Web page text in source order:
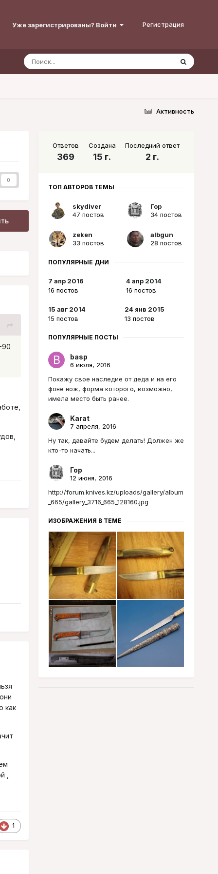
Уже зарегистрированы? Войти Регистрация
Активность
0
90
как
,
1
Ответов
369
Создана
15 г.
Последний ответ
2 г.
ТОП АВТОРОВ ТЕМЫ
skydiver
47 постов
Гор
34 постов
zeken
33 постов
albgun
28 постов
ПОПУЛЯРНЫЕ ДНИ
7 апр 2016
16 постов
4 апр 2014
16 постов
15 авг 2014
15 постов
24 янв 2015
13 постов
ПОПУЛЯРНЫЕ ПОСТЫ
basp
6 июля, 2016
Покажу свое наследие от деда и на его
фоне нож, форма которого, возможно,
имела место быть ранее.
Karat
7 апреля, 2016
Ну так, давайте будем делать! Должен же
кто-то начать...
Гор
12 июня, 2016
http://forum.knives.kz/uploads/gallery/album
_665/gallery_3716_665_128160.jpg
ИЗОБРАЖЕНИЯ В ТЕМЕ